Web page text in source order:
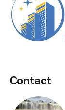
Contact